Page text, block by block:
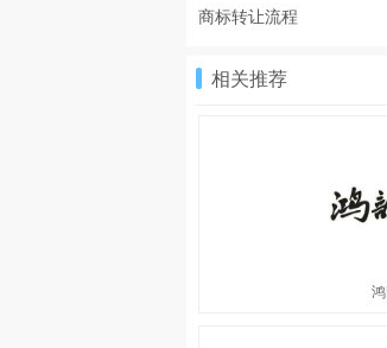
商标转让流程
相关推荐